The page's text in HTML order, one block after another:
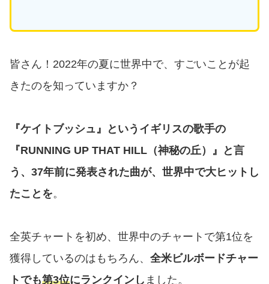
皆さん！2022年の夏に世界中で、すごいことが起
きたのを知っていますか？
『ケイトブッシュ』というイギリスの歌手の
『RUNNING UP THAT HILL（神秘の丘）』と言
う、37年前に発表された曲が、世界中で大ヒットし
たことを。
全英チャートを初め、世界中のチャートで第1位を
獲得しているのはもちろん、 全米ビルボードチャー
トでも第3位にランクインし ました。